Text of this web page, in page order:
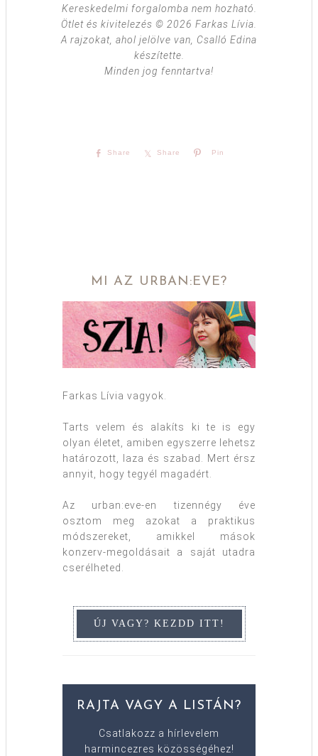
Kereskedelmi forgalomba nem hozható.
Ötlet és kivitelezés © 2026 Farkas Lívia.
A rajzokat, ahol jelölve van, Csalló Edina
készítette.
Minden jog fenntartva!
Share Share Pin
MI AZ URBAN:EVE?
Farkas Lívia vagyok.
Tarts velem és alakíts ki te is egy
olyan életet, amiben egyszerre lehetsz
határozott, laza és szabad. Mert érsz
annyit, hogy tegyél magadért.
Az urban:eve-en tizennégy éve
osztom meg azokat a praktikus
módszereket, amikkel mások
konzerv-megoldásait a saját utadra
cserélheted.
RAJTA VAGY A LISTÁN?
Csatlakozz a hírlevelem
harmincezres közösségéhez!